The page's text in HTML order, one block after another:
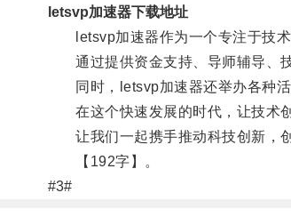
letsvp加速器下载地址
letsvp加速器作为一个专注于技术
通过提供资金支持、导师辅导、技
同时，letsvp加速器还举办各种活
在这个快速发展的时代，让技术创
让我们一起携手推动科技创新，创
【192字】。
#3#